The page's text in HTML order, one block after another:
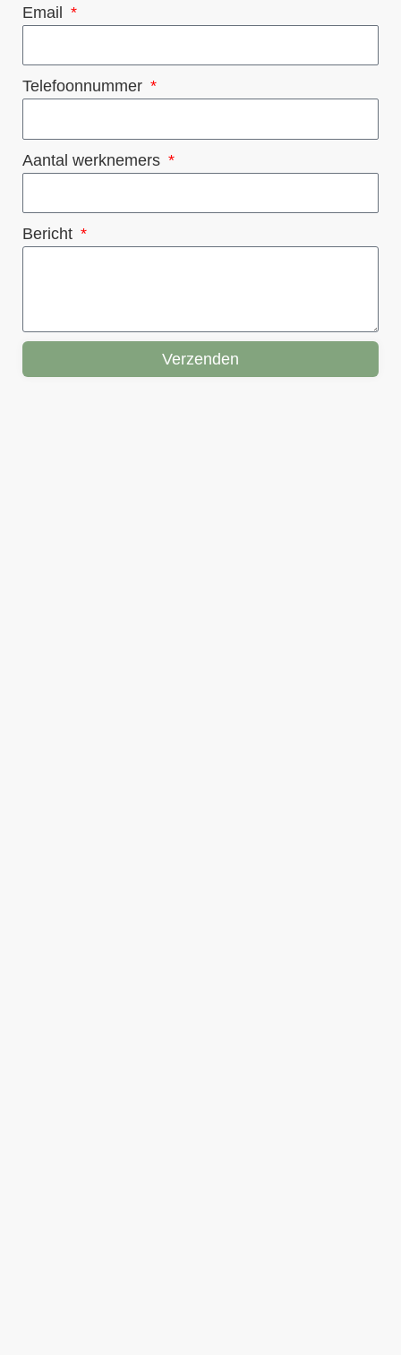
Email
Telefoonnummer
Aantal werknemers
Bericht
Verzenden